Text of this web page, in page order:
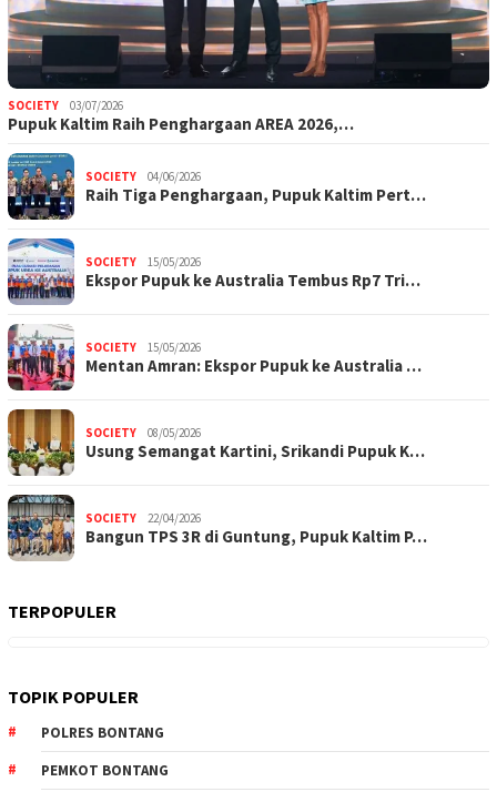
SOCIETY 03/07/2026
Pupuk Kaltim Raih Penghargaan AREA 2026,…
SOCIETY 04/06/2026
Raih Tiga Penghargaan, Pupuk Kaltim Pert…
SOCIETY 15/05/2026
Ekspor Pupuk ke Australia Tembus Rp7 Tri…
SOCIETY 15/05/2026
Mentan Amran: Ekspor Pupuk ke Australia …
SOCIETY 08/05/2026
Usung Semangat Kartini, Srikandi Pupuk K…
SOCIETY 22/04/2026
Bangun TPS 3R di Guntung, Pupuk Kaltim P…
TERPOPULER
TOPIK POPULER
POLRES BONTANG
PEMKOT BONTANG